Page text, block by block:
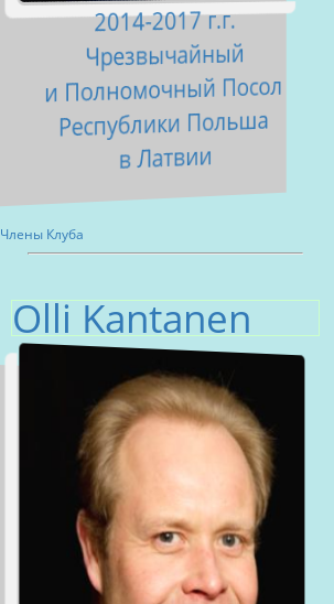
2014-2017 г.г.
Чрезвычайный
и Полномочный Посол
Республики Польша
в Латвии
Члены Клуба
Olli Kantanen